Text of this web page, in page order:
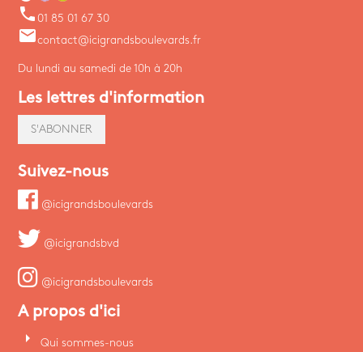
phone 01 85 01 67 30
emailcontact@icigrandsboulevards.fr
Du lundi au samedi de 10h à 20h
Les lettres d'information
S'ABONNER
Suivez-nous
@icigrandsboulevards
@icigrandsbvd
@icigrandsboulevards
A propos d'ici
arrow_right Qui sommes-nous